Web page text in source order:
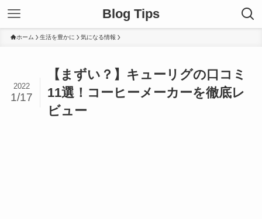
Blog Tips
ホーム 生活を豊かに 気になる情報
【まずい？】キューリグの口コミ
11選！コーヒーメーカーを徹底レ
ビュー
2022
1/17